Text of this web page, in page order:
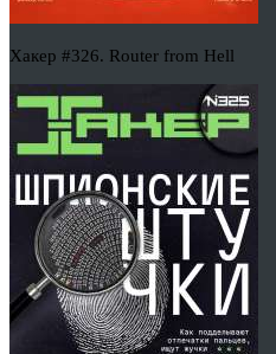
Хакер #326. Router from Hell